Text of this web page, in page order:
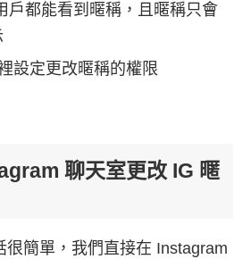
戶都能看到暱稱，且暱稱只會
設定更改暱稱的權限
聊天室更改 IG 暱
很簡單，我們直接在 Instagram